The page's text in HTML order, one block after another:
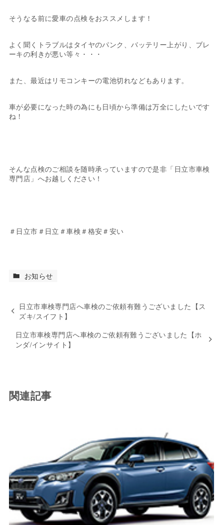
そうなる前に愛車の点検をおススメします！
よく聞くトラブルはタイヤのパンク、バッテリー上がり、ブレ
ーキの利きが悪い等々・・・
また、最近はリモコンキーの電池切れなどもあります。
車が必要になった時の為にも日頃から準備は万全にしたいです
ね！
そんな点検のご相談を随時承っていますので是非「日立市車検
専門店」へお越しください！
＃日立市＃日立＃車検＃格安＃安い
お知らせ
日立市車検専門店へ車検のご依頼有難うございました【ス
ズキ/スイフト】
日立市車検専門店へ車検のご依頼有難うございました【ホ
ンダ/インサイト】
関連記事